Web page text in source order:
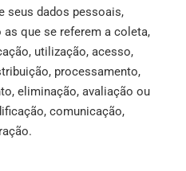
seus dados pessoais,
que se referem a coleta,
utilização, acesso,
processamento,
eliminação, avaliação ou
comunicação,